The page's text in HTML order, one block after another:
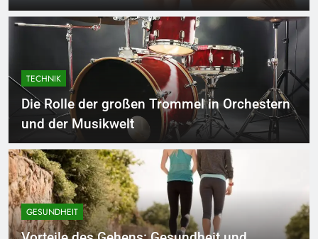
TECHNIK
Die Rolle der großen Trommel in Orchestern
und der Musikwelt
GESUNDHEIT